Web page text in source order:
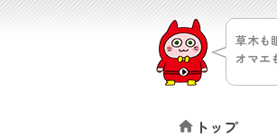
草木も
オマエ
トップ